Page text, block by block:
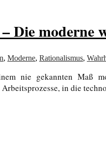
Die moderne
, Moderne, Rationalismus,
nie gekannten Maß
in die